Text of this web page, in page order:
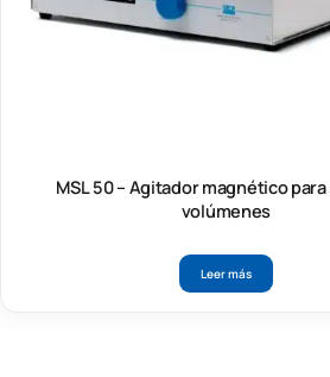
MSL 50 – Agitador magnético
volúmenes
Leer más